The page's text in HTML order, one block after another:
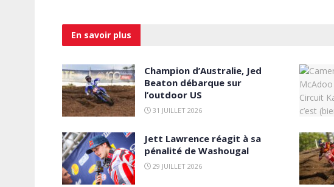
En savoir plus
Champion d’Australie, Jed
Beaton débarque sur
l’outdoor US
31 JUILLET 2026
Jett Lawrence réagit à sa
pénalité de Washougal
29 JUILLET 2026